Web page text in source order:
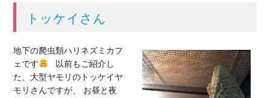
トッケイさん
地下の爬虫類ハリネズミカフ
ェです
以前もご紹介し
た、大型ヤモリのトッケイヤ
モリさんですが、 お昼と夜